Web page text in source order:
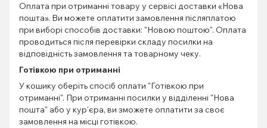
Оплата при отриманні товару у сервісі доставки «Нова
пошта». Ви можете оплатити замовлення післяплатою
при виборі способів доставки: "Новою поштою". Оплата
проводиться після перевірки складу посилки на
відповідність замовлення та товарному чеку.
Готівкою при отриманні
У кошику оберіть спосіб оплати "Готівкою при
отриманні". При отриманні посилки у відділенні "Нова
пошта" або у кур'єра, ви зможете оплатити за своє
замовлення на місці готівкою.